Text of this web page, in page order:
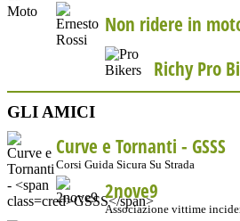
Non ridere in
Richy Pro
GLI AMICI
Curve e Tornanti - GSSS
Corsi Guida Sicura Su Strada
2nove9
Associazione vittime